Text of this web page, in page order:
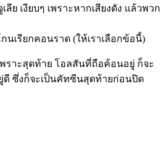
เลีย เงียบๆ เพราะหากเสียงดัง แล้วพวก
กนเรียกคอนราด (ให้เราเลือกข้อนี้)
พราะสุดท้าย โอลสันที่ถือค้อนอยู่ ก็จะ
ดี ซึ่งก็จะเป็นคัทซีนสุดท้ายก่อนปิด